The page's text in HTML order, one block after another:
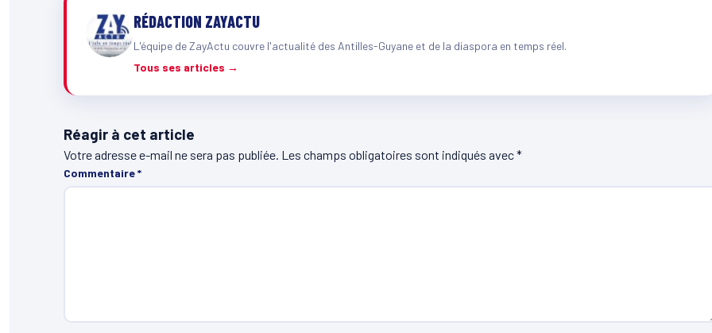
RÉDACTION ZAYACTU
L'équipe de ZayActu couvre l'actualité des Antilles-Guyane et de la diaspora en temps réel.
Tous ses articles →
Réagir à cet article
Votre adresse e-mail ne sera pas publiée. Les champs obligatoires sont indiqués avec*
Commentaire*